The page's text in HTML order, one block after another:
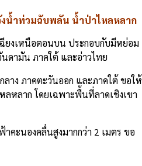
งน้ำท่วมฉับพลัน น้ำป่าไหลหลาก
ยงเหนือตอนบน ประกอบกับมีหย่อม
ดามัน ภาคใต้ และอ่าวไทย
าง ภาคตะวันออก และภาคใต้ ขอให้
หลาก โดยเฉพาะพื้นที่ลาดเชิงเขา
ะนองคลื่นสูงมากกว่า 2 เมตร ขอ